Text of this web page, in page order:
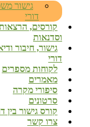
גישור
דורי
קורסים,
וסדנאות
גישור, חיבור
דורי
לקוחות מספרים
מאמרים
סיפורי מקרה
סרטונים
קורס גישור בין
צרו קשר